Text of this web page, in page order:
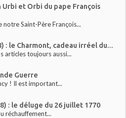
et Orbi du pape François
Saint-Père François...
: le Charmont, cadeau irréel du...
articles toujours aussi...
Guerre
! Il est important...
: le déluge du 26 juillet 1770
réchauffement...